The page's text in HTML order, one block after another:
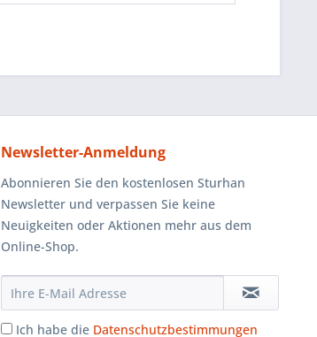
Newsletter-Anmeldung
Abonnieren Sie den kostenlosen Sturhan
Newsletter und verpassen Sie keine
Neuigkeiten oder Aktionen mehr aus dem
Online-Shop.
Ich habe die Datenschutzbestimmungen